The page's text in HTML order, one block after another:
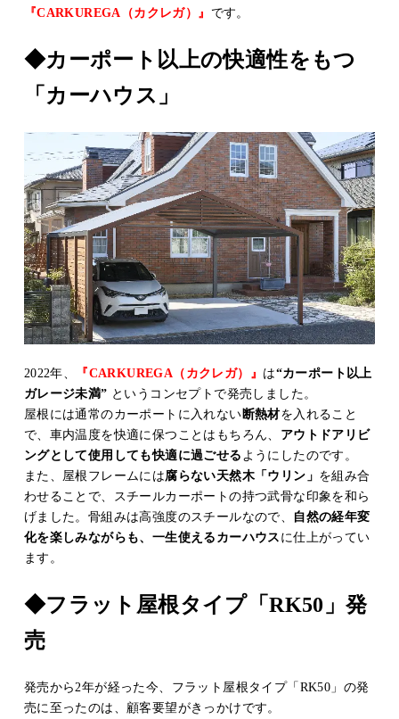
『CARKUREGA（カクレガ）』 です。
◆カーポート以上の快適性をもつ
「カーハウス」
2022年、 『CARKUREGA（カクレガ）』 は“カーポート以上
ガレージ未満” というコンセプトで発売しました。
屋根には通常のカーポートに入れない 断熱材を入れること
で、車内温度を快適に保つことはもちろん、 アウトドアリビ
ングとして使用しても快適に過ごせる ようにしたのです。
また、屋根フレームには腐らない天然木「ウリン」 を組み合
わせることで、スチールカーポートの持つ武骨な印象を和ら
げました。骨組みは高強度のスチールなので、
自然の経年変
化を楽しみながらも、一生使えるカーハウス に仕上がってい
ます。
◆フラット屋根タイプ「RK50」発
売
発売から2年が経った今、フラット屋根タイプ「RK50」の発
売に至ったのは、顧客要望がきっかけです。